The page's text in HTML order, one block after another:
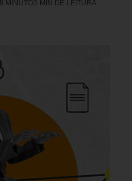
8 MINUTOS MIN DE LEITURA